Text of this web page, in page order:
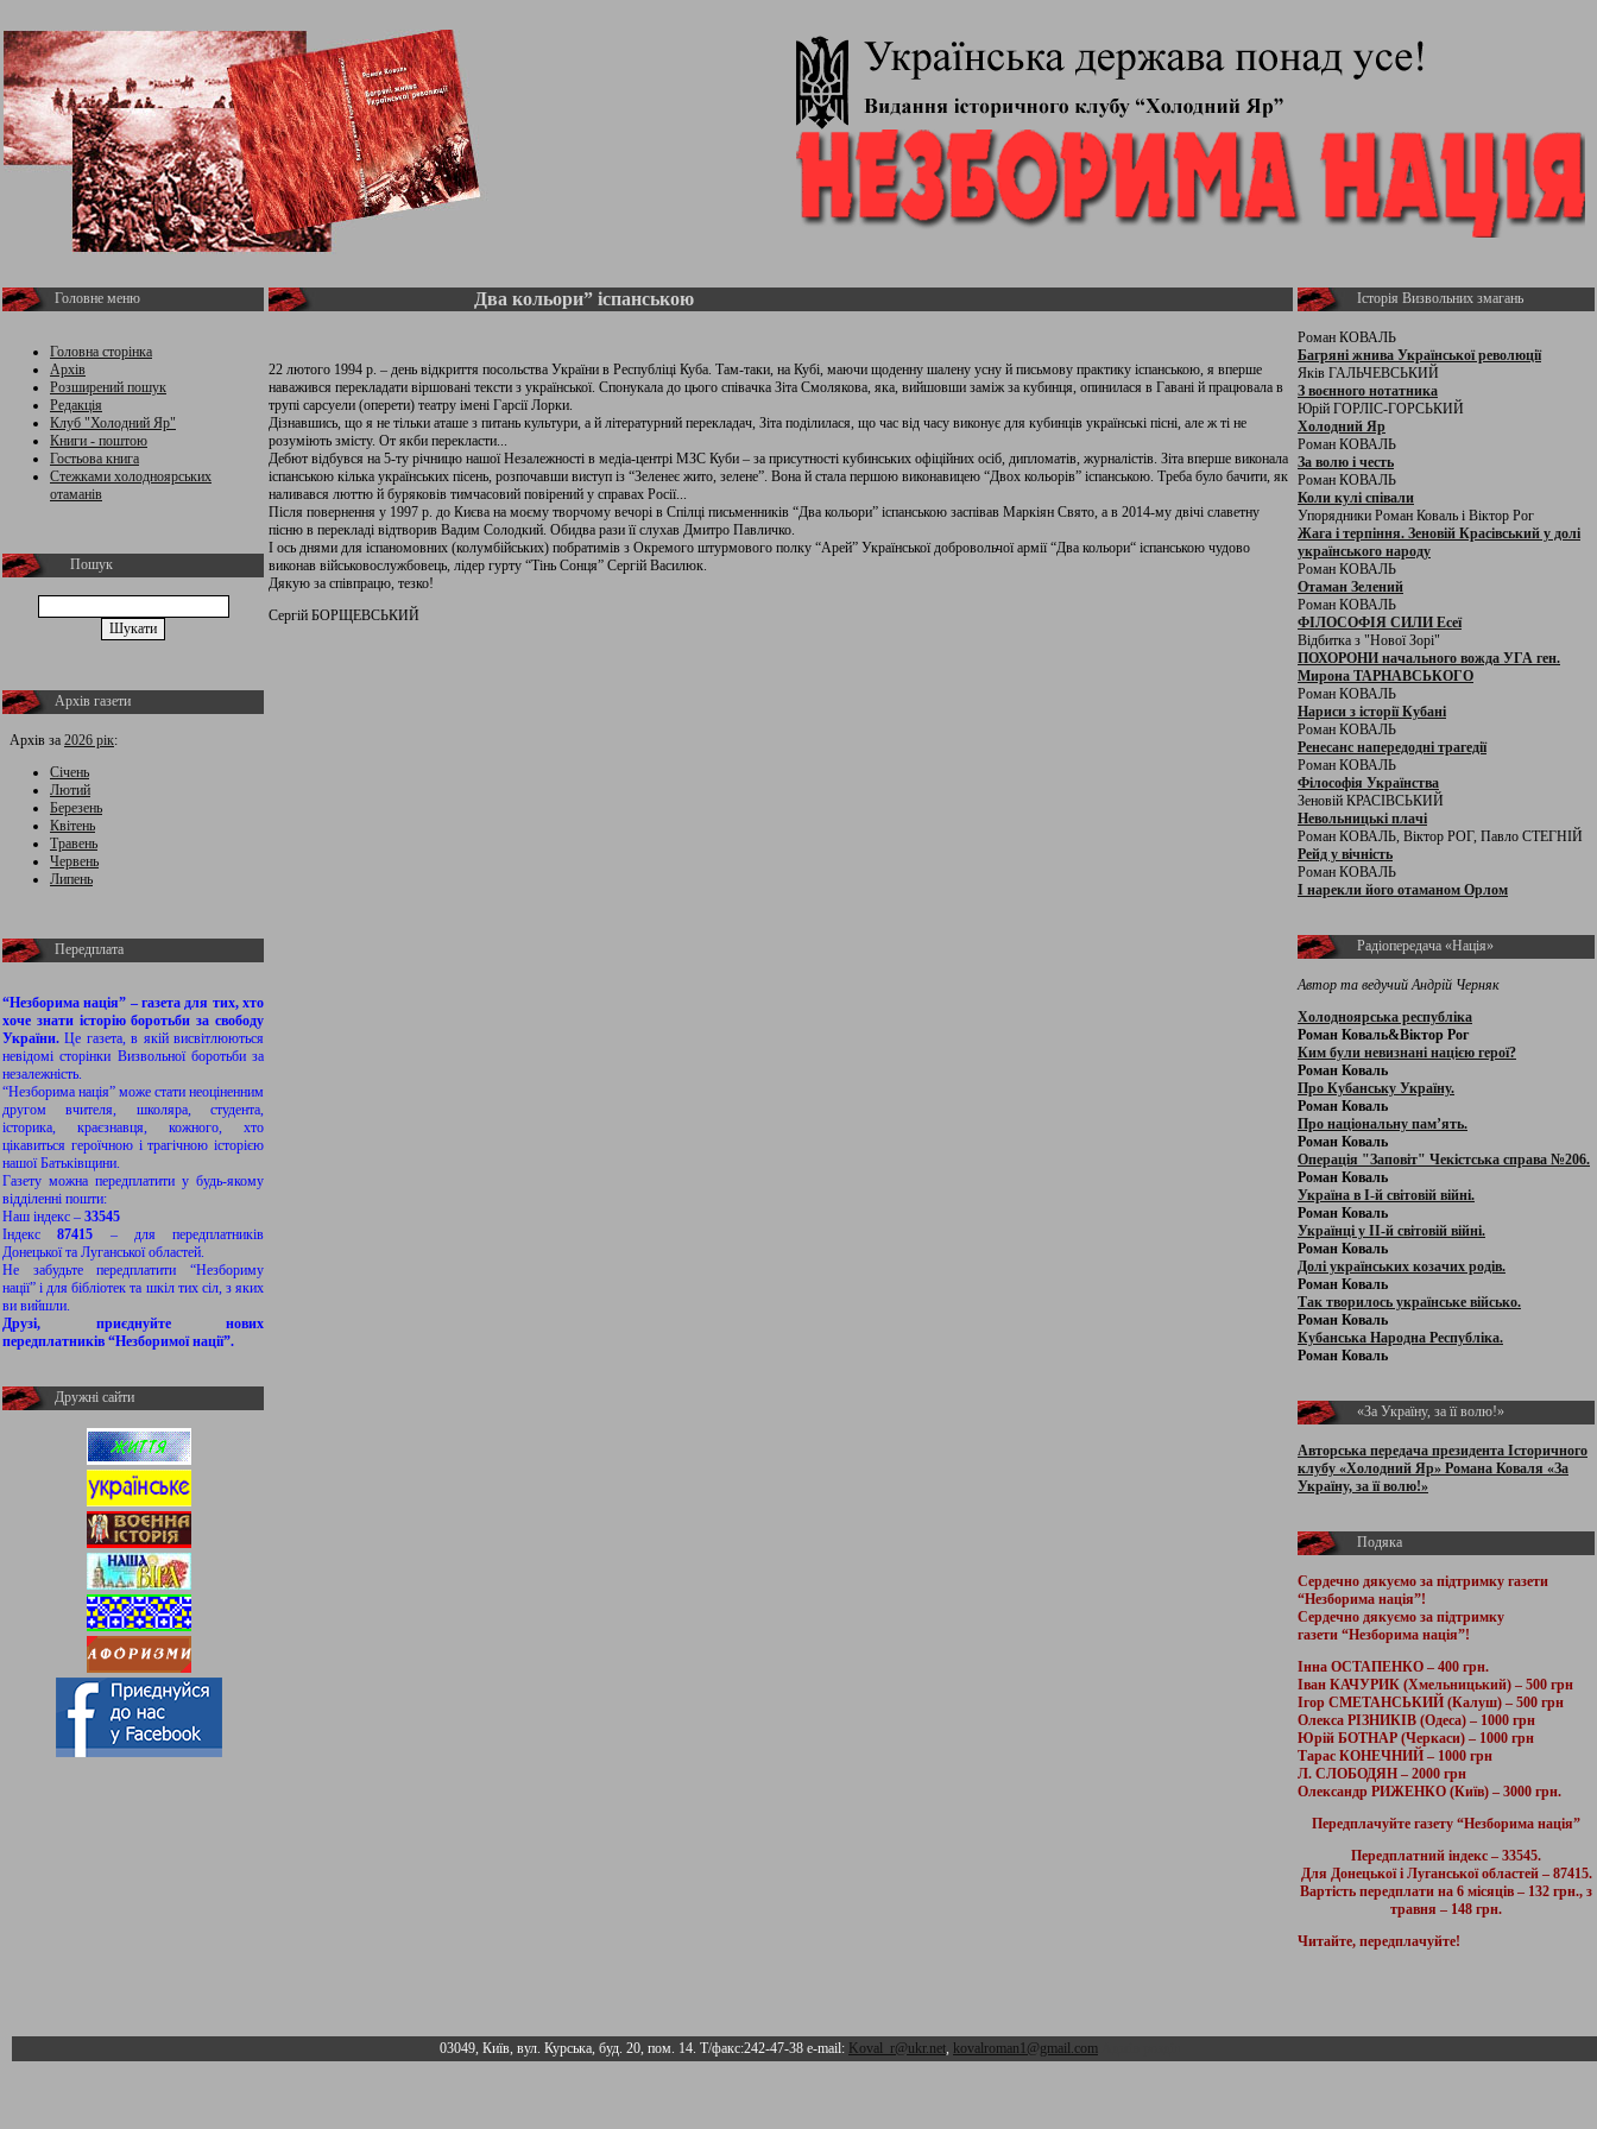
Головне меню
Головна сторінка
Архів
Розширений пошук
Редакція
Клуб "Холодний Яр"
Книги - поштою
Гостьова книга
Стежками холодноярських
отаманів
Пошук
Архів газети
Архів за 2026 рік:
Січень
Лютий
Березень
Квітень
Травень
Червень
Липень
Передплата
“Незборима нація” – газета для тих, хто
хоче знати історію боротьби за свободу
України.Це газета, в якій висвітлюються
невідомі сторінки Визвольної боротьби за
незалежність.
“Незборима нація” може стати неоціненним
другом вчителя, школяра, студента,
історика, краєзнавця, кожного, хто
цікавиться героїчною і трагічною історією
нашої Батьківщини.
Газету можна передплатити у будь-якому
відділенні пошти:
Наш індекс – 33545
Індекс87415 – для передплатників
Донецької та Луганської областей.
Не забудьте передплатити “Незбориму
нації” і для бібліотек та шкіл тих сіл, з яких
ви вийшли.
Друзі, приєднуйте нових
передплатників “Незборимої нації”.
Дружні сайти
Два кольори” іспанською
22 лютого 1994 р. – день відкриття посольства України в Республіці Куба. Там-таки, на Кубі, маючи щоденну шалену усну й письмову практику іспанською, я вперше
наважився перекладати віршовані тексти з української. Спонукала до цього співачка Зіта Смолякова, яка, вийшовши заміж за кубинця, опинилася в Гавані й працювала в
трупі сарсуели (оперети) театру імені Гарсії Лорки.
Дізнавшись, що я не тільки аташе з питань культури, а й літературний перекладач, Зіта поділилася, що час від часу виконує для кубинців українські пісні, але ж ті не
розуміють змісту. От якби перекласти...
Дебют відбувся на 5-ту річницю нашої Незалежності в медіа-центрі МЗС Куби – за присутності кубинських офіційних осіб, дипломатів, журналістів. Зіта вперше виконала
іспанською кілька українських пісень, розпочавши виступ із “Зеленеє жито, зелене”. Вона й стала першою виконавицею “Двох кольорів” іспанською. Треба було бачити, як
наливався люттю й буряковів тимчасовий повірений у справах Росії...
Після повернення у 1997 р. до Києва на моєму творчому вечорі в Спілці письменників “Два кольори” іспанською заспівав Маркіян Свято, а в 2014-му двічі славетну
пісню в перекладі відтворив Вадим Солодкий. Обидва рази її слухав Дмитро Павличко.
І ось днями для іспаномовних (колумбійських) побратимів з Окремого штурмового полку “Арей” Української добровольчої армії “Два кольори“ іспанською чудово
виконав військовослужбовець, лідер гурту “Тінь Сонця” Сергій Василюк.
Дякую за співпрацю, тезко!
Сергій БОРЩЕВСЬКИЙ
Історія Визвольних змагань
Роман КОВАЛЬ
Багряні жнива Української революції
Яків ГАЛЬЧЕВСЬКИЙ
З воєнного нотатника
Юрій ГОРЛІС-ГОРСЬКИЙ
Холодний Яр
Роман КОВАЛЬ
За волю і честь
Роман КОВАЛЬ
Коли кулі співали
Упорядники Роман Коваль і Віктор Рог
Жага і терпіння. Зеновій Красівський у долі
українського народу
Роман КОВАЛЬ
Отаман Зелений
Роман КОВАЛЬ
ФІЛОСОФІЯ СИЛИ Есеї
Відбитка з "Нової Зорі"
ПОХОРОНИ начального вожда УГА ген.
Мирона ТАРНАВСЬКОГО
Роман КОВАЛЬ
Нариси з історії Кубані
Роман КОВАЛЬ
Ренесанс напередодні трагедії
Роман КОВАЛЬ
Філософія Українства
Зеновій КРАСІВСЬКИЙ
Невольницькі плачі
Роман КОВАЛЬ, Віктор РОГ, Павло СТЕГНІЙ
Рейд у вічність
Роман КОВАЛЬ
І нарекли його отаманом Орлом
Радіопередача «Нація»
Автор та ведучий Андрій Черняк
Холодноярська республіка
Роман Коваль&Віктор Рог
Ким були невизнані нацією герої?
Роман Коваль
Про Кубанську Україну.
Роман Коваль
Про національну пам’ять.
Роман Коваль
Операція "Заповіт" Чекістська справа №206.
Роман Коваль
Україна в І-й світовій війні.
Роман Коваль
Українці у ІІ-й світовій війні.
Роман Коваль
Долі українських козачих родів.
Роман Коваль
Так творилось українське військо.
Роман Коваль
Кубанська Народна Республіка.
Роман Коваль
«За Україну, за її волю!»
Авторська передача президента Історичного
клубу «Холодний Яр» Романа Коваля «За
Україну, за її волю!»
Подяка
Сердечно дякуємо за підтримку газети
“Незборима нація”!
Сердечно дякуємо за підтримку
газети “Незборима нація”!
Інна ОСТАПЕНКО – 400 грн.
Іван КАЧУРИК (Хмельницький) – 500 грн
Ігор СМЕТАНСЬКИЙ (Калуш) – 500 грн
Олекса РІЗНИКІВ (Одеса) – 1000 грн
Юрій БОТНАР (Черкаси) – 1000 грн
Тарас КОНЕЧНИЙ – 1000 грн
Л. СЛОБОДЯН – 2000 грн
Олександр РИЖЕНКО (Київ) – 3000 грн.
Передплачуйте газету “Незборима нація”
Передплатний індекс – 33545.
Для Донецької і Луганської областей – 87415.
Вартість передплати на 6 місяців – 132 грн., з
травня – 148 грн.
Читайте, передплачуйте!
03049, Київ, вул. Курська, буд. 20, пом. 14. Т/факс:242-47-38 e-mail: Koval_r@ukr.net, kovalroman1@gmail.com